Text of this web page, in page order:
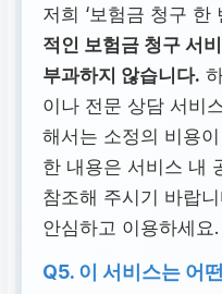
저희 ‘보험금 청구 한
적인 보험금 청구 서
부과하지 않습니다.
이나 전문 상담 서비
해서는 소정의 비용
한 내용은 서비스 내
참조해 주시기 바랍
안심하고 이용하세요.
Q5. 이 서비스는 어